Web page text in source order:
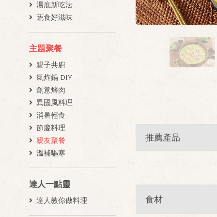
湯底新吃法
蔬食好滋味
主題聚餐
親子共廚
氣炸鍋 DIY
創意烤肉
異國風料理
消暑輕食
節慶料理
親友聚餐
溫補驅寒
達人一點靈
達人教你做料理
推薦產品
食材